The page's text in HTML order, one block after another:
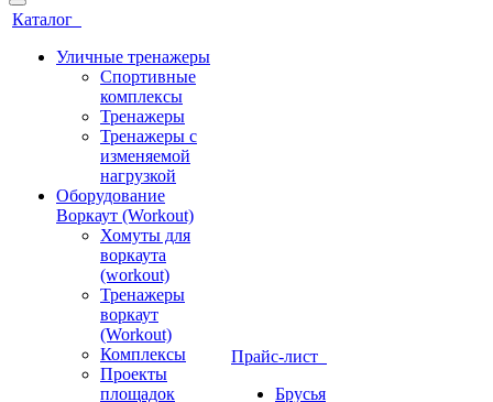
Каталог
Уличные тренажеры
Спортивные
комплексы
Тренажеры
Тренажеры с
изменяемой
нагрузкой
Оборудование
Воркаут (Workout)
Хомуты для
воркаута
(workout)
Тренажеры
воркаут
(Workout)
Комплексы
Проекты
площадок
Прайс-лист
Брусья